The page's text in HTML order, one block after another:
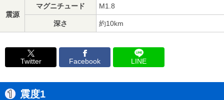
震源
マグニチュード M1.8
深さ 約10km
Twitter Facebook LINE
震度1